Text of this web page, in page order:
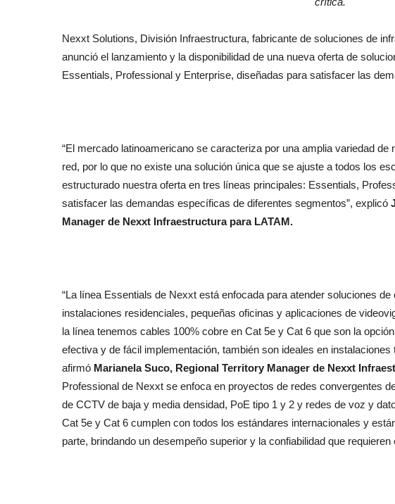
Nexxt Solutions, División Infraestructura, fabricante de soluciones de
anunció el lanzamiento y la disponibilidad de una nueva oferta de
Essentials, Professional y Enterprise, diseñadas para satisfacer las
“El mercado latinoamericano se caracteriza por una amplia variedad
red, por lo que no existe una solución única que se ajuste a todos los
estructurado nuestra oferta en tres líneas principales: Essentials,
satisfacer las demandas específicas de diferentes segmentos”, explicó
Manager de Nexxt Infraestructura para LATAM.
“La línea Essentials de Nexxt está enfocada para atender soluciones
instalaciones residenciales, pequeñas oficinas y aplicaciones de
la línea tenemos cables 100% cobre en Cat 5e y Cat 6 que son la
efectiva y de fácil implementación, también son ideales en
afirmó Marianela Suco, Regional Territory Manager de Nexxt
Professional de Nexxt se enfoca en proyectos de redes convergentes
de CCTV de baja y media densidad, PoE tipo 1 y 2 y redes de voz y
Cat 5e y Cat 6 cumplen con todos los estándares internacionales y
parte, brindando un desempeño superior y la confiabilidad que requieren